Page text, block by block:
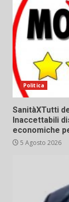
Politica
SanitàXTutti
Inaccettabili
economiche
5 Agosto 2026